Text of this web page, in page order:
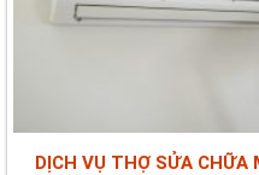
DỊCH VỤ THỢ SỬA